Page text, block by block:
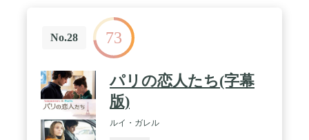
No.28 73
パリの恋人たち(字幕
版)
ルイ・ガレル